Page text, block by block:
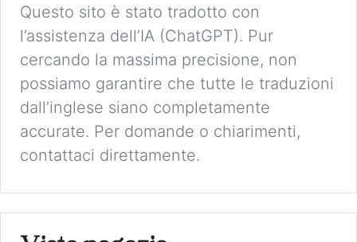
Questo sito è stato tradotto con
l’assistenza dell’IA (ChatGPT). Pur
cercando la massima precisione, non
possiamo garantire che tutte le traduzioni
dall’inglese siano completamente
accurate. Per domande o chiarimenti,
contattaci direttamente.